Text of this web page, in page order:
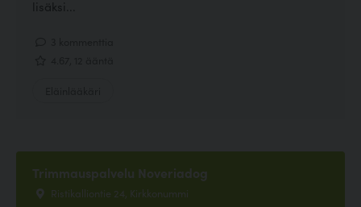
lisäksi...
Trimmauspalvelu Noveriadog
Ristikalliontie 24, Kirkkonummi